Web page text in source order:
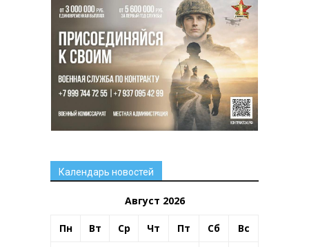
Календарь новостей
Август 2026
Пн Вт Ср Чт Пт Сб Вс